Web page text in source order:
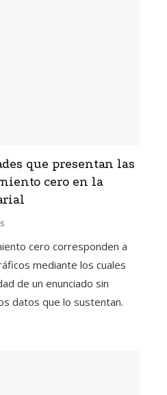
que presentan las
cero en la
cero corresponden a
mediante los cuales
de un enunciado sin
datos que lo sustentan.